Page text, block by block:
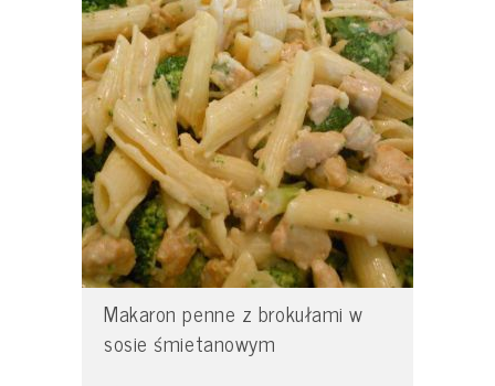
Makaron penne z brokułami w
sosie śmietanowym